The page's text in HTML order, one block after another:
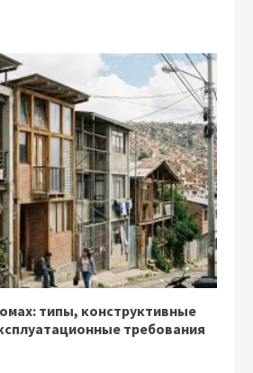
типы, конструктивные
требования